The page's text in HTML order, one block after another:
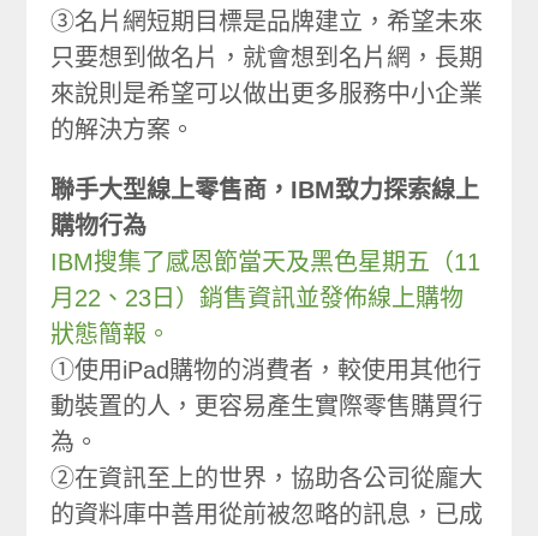
③名片網短期目標是品牌建立，希望未來
只要想到做名片，就會想到名片網，長期
來說則是希望可以做出更多服務中小企業
的解決方案。
聯手大型線上零售商，IBM致力探索線上
購物行為
IBM搜集了感恩節當天及黑色星期五（11
月22、23日）銷售資訊並發佈線上購物
狀態簡報。
①使用iPad購物的消費者，較使用其他行
動裝置的人，更容易產生實際零售購買行
為。
②在資訊至上的世界，協助各公司從龐大
的資料庫中善用從前被忽略的訊息，已成